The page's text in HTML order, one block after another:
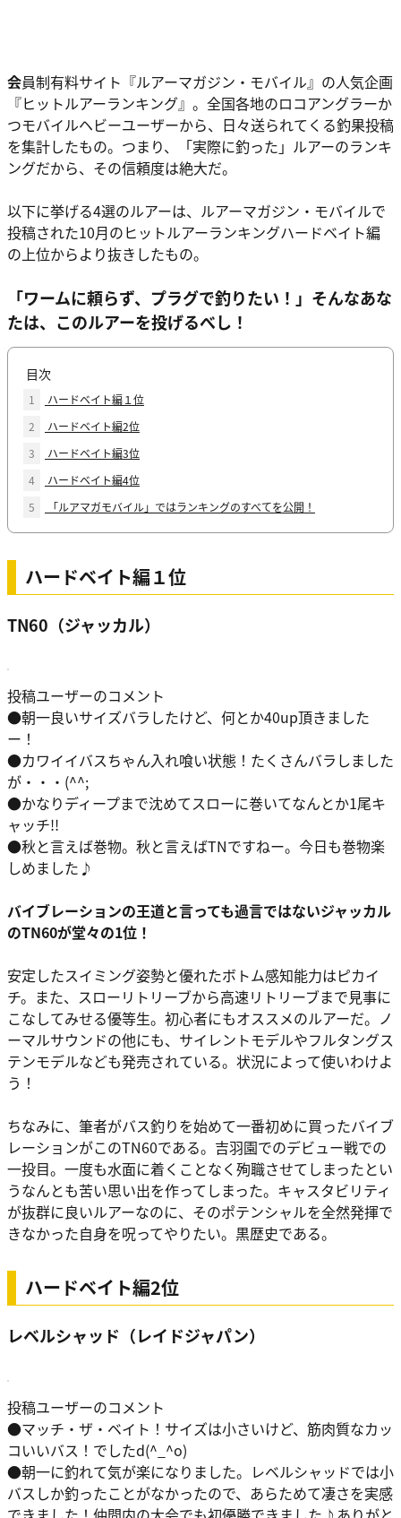
会員制有料サイト『ルアーマガジン・モバイル』の人気企画
『ヒットルアーランキング』。全国各地のロコアングラーか
つモバイルヘビーユーザーから、日々送られてくる釣果投稿
を集計したもの。つまり、「実際に釣った」ルアーのランキ
ングだから、その信頼度は絶大だ。
以下に挙げる4選のルアーは、ルアーマガジン・モバイルで
投稿された10月のヒットルアーランキングハードベイト編
の上位からより抜きしたもの。
「ワームに頼らず、プラグで釣りたい！」そんなあな
たは、このルアーを投げるべし！
目次
1
ハードベイト編１位
2
ハードベイト編2位
3
ハードベイト編3位
4
ハードベイト編4位
5
「ルアマガモバイル」ではランキングのすべてを公開！
ハードベイト編１位
TN60（ジャッカル）
投稿ユーザーのコメント
●朝一良いサイズバラしたけど、何とか40up頂きました
ー！
●カワイイバスちゃん入れ喰い状態！たくさんバラしました
が・・・(^^;
●かなりディープまで沈めてスローに巻いてなんとか1尾キ
ャッチ!!
●秋と言えば巻物。秋と言えばTNですねー。今日も巻物楽
しめました♪
バイブレーションの王道と言っても過言ではないジャッカル
のTN60が堂々の1位！
安定したスイミング姿勢と優れたボトム感知能力はピカイ
チ。また、スローリトリーブから高速リトリーブまで見事に
こなしてみせる優等生。初心者にもオススメのルアーだ。ノ
ーマルサウンドの他にも、サイレントモデルやフルタングス
テンモデルなども発売されている。状況によって使いわけよ
う！
ちなみに、筆者がバス釣りを始めて一番初めに買ったバイブ
レーションがこのTN60である。吉羽園でのデビュー戦での
一投目。一度も水面に着くことなく殉職させてしまったとい
うなんとも苦い思い出を作ってしまった。キャスタビリティ
が抜群に良いルアーなのに、そのポテンシャルを全然発揮で
きなかった自身を呪ってやりたい。黒歴史である。
ハードベイト編2位
レベルシャッド（レイドジャパン）
投稿ユーザーのコメント
●マッチ・ザ・ベイト！サイズは小さいけど、筋肉質なカッ
コいいバス！でしたd(^_^o)
●朝一に釣れて気が楽になりました。レベルシャッドでは小
バスしか釣ったことがなかったので、あらためて凄さを実感